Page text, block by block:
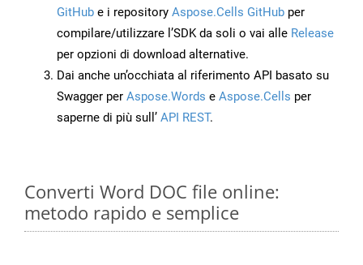
GitHub e i repository Aspose.Cells GitHub per
compilare/utilizzare l’SDK da soli o vai alle Release
per opzioni di download alternative.
Dai anche un’occhiata al riferimento API basato su
Swagger per Aspose.Words e Aspose.Cells per
saperne di più sull’ API REST.
Converti Word DOC file online:
metodo rapido e semplice